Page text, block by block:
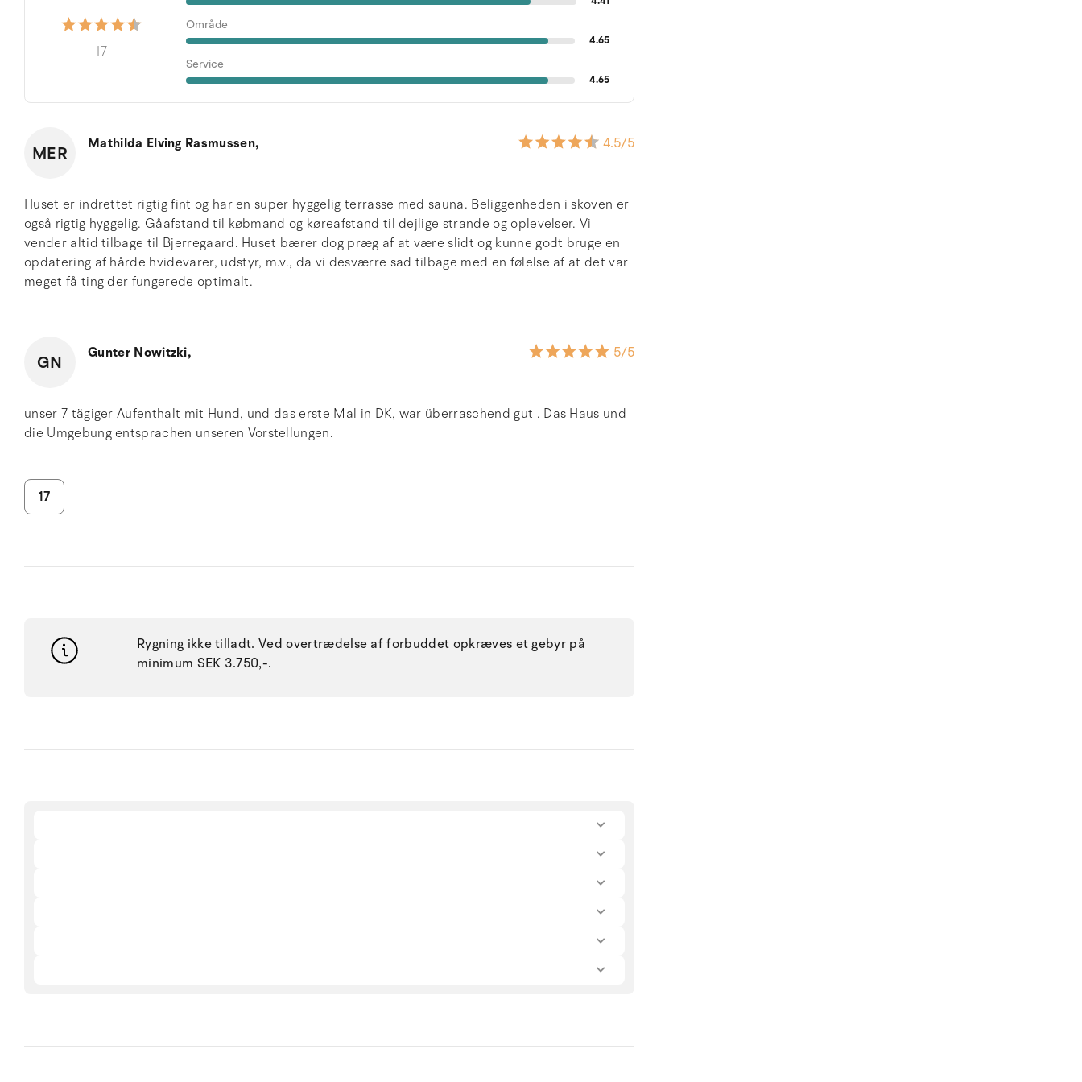
17
Område
4.65
Service
4.65
MER Mathilda Elving Rasmussen, 4.5/5
Huset er indrettet rigtig fint og har en super hyggelig terrasse med sauna. Beliggenheden i skoven er
også rigtig hyggelig. Gåafstand til købmand og køreafstand til dejlige strande og oplevelser. Vi
vender altid tilbage til Bjerregaard. Huset bærer dog præg af at være slidt og kunne godt bruge en
opdatering af hårde hvidevarer, udstyr, m.v., da vi desværre sad tilbage med en følelse af at det var
meget få ting der fungerede optimalt.
GN Gunter Nowitzki, 5/5
unser 7 tägiger Aufenthalt mit Hund, und das erste Mal in DK, war überraschend gut . Das Haus und
die Umgebung entsprachen unseren Vorstellungen.
17
Rygning ikke tilladt. Ved overtrædelse af forbuddet opkræves et gebyr på
minimum SEK 3.750,-.